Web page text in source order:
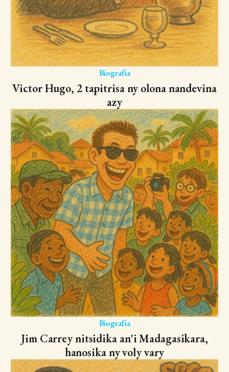
Biografia
Victor Hugo, 2 tapitrisa ny olona nandevina
azy
Biografia
Jim Carrey nitsidika an'i Madagasikara,
hanosika ny voly vary